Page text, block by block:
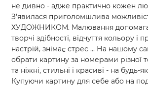
не дивно - адже практично кожен
З'явилася приголомшлива
ХУДОЖНИКОМ. Малювання
творчі здібності, відчуття кольору і
настрій, знімає стрес ... На нашому
обрати картину за номерами різної
та ніжні, стильні і красиві - на будь-
Купуючи картину для себе або на